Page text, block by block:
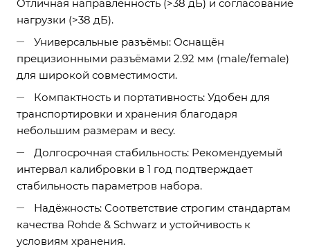
Отличная направленность (>38 дБ) и согласование
нагрузки (>38 дБ).
Универсальные разъёмы: Оснащён
прецизионными разъёмами 2.92 мм (male/female)
для широкой совместимости.
Компактность и портативность: Удобен для
транспортировки и хранения благодаря
небольшим размерам и весу.
Долгосрочная стабильность: Рекомендуемый
интервал калибровки в 1 год подтверждает
стабильность параметров набора.
Надёжность: Соответствие строгим стандартам
качества Rohde & Schwarz и устойчивость к
условиям хранения.